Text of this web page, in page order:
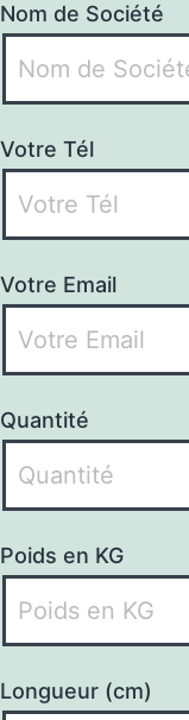
Nom de Société
Votre Tél
Votre Email
Quantité
Poids en KG
Longueur (cm)